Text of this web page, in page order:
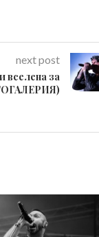
next post
вселена за